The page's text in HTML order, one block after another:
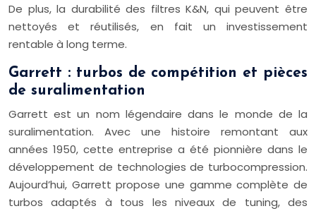
De plus, la durabilité des filtres K&N, qui peuvent être
nettoyés et réutilisés, en fait un investissement
rentable à long terme.
Garrett : turbos de compétition et pièces
de suralimentation
Garrett est un nom légendaire dans le monde de la
suralimentation. Avec une histoire remontant aux
années 1950, cette entreprise a été pionnière dans le
développement de technologies de turbocompression.
Aujourd’hui, Garrett propose une gamme complète de
turbos adaptés à tous les niveaux de tuning, des